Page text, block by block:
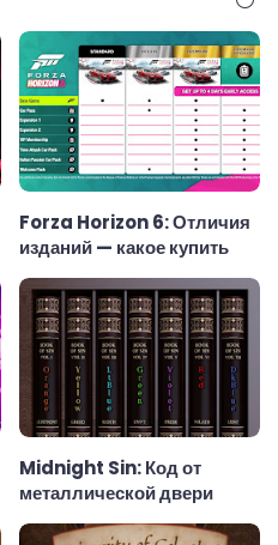
Forza Horizon 6: Отличия
изданий — какое купить
Midnight Sin: Код от
металлической двери